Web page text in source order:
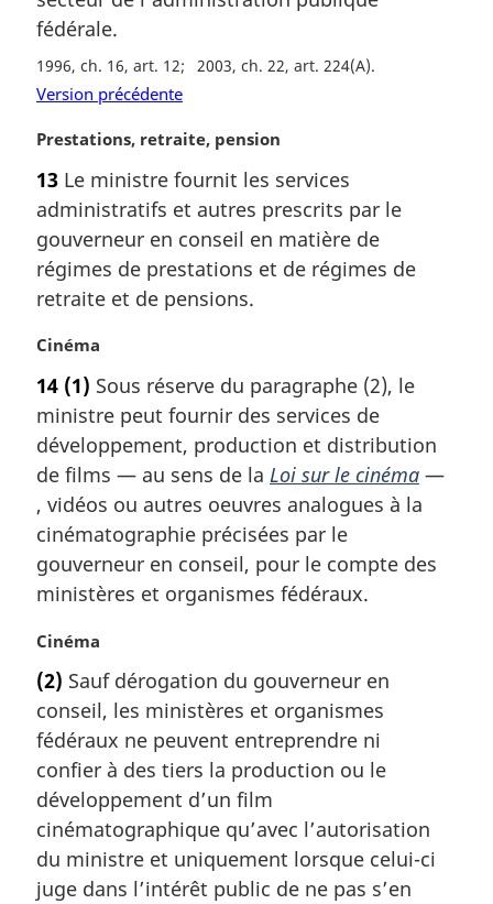
n
l
e
fédérale.
1996, ch. 16, art. 12 2003, ch. 22, art. 224(A)
Version précédente
N
t
e
m
a
g
n
a
e
:
Prestations, retraite, pension
13 Le ministre fournit les services
administratifs et autres prescrits par le
gouverneur en conseil en matière de
régimes de prestations et de régimes de
retraite et de pensions.
N
t
e
m
a
g
i
n
a
e
Cinéma
14 (1) Sous réserve du paragraphe (2), le
ministre peut fournir des services de
développement, production et distribution
de films — au sens de la Loi sur le cinéma —
, vidéos ou autres oeuvres analogues à la
cinématographie précisées par le
gouverneur en conseil, pour le compte des
ministères et organismes fédéraux.
N
t
e
m
a
g
i
n
a
Cinéma
(2) Sauf dérogation du gouverneur en
conseil, les ministères et organismes
fédéraux ne peuvent entreprendre ni
confier à des tiers la production ou le
développement d’un film
cinématographique qu’avec l’autorisation
du ministre et uniquement lorsque celui-ci
juge dans l’intérêt public de ne pas s’en